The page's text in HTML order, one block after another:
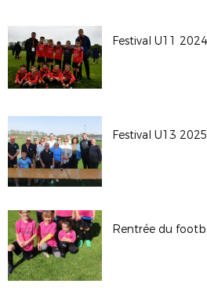
Festival U13 2025